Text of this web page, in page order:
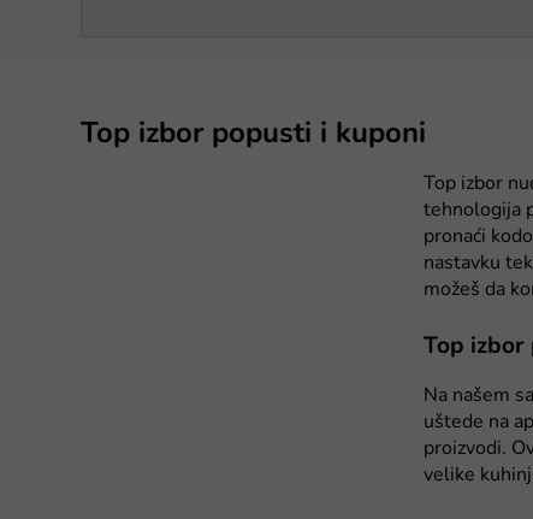
Top izbor popusti i kuponi
Top izbor
tehnologija
pronaći
nastavku
možeš da
Top izbor
Na našem
uštede na
proizvodi.
velike